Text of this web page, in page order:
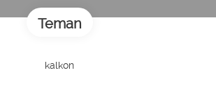
Teman
kalkon